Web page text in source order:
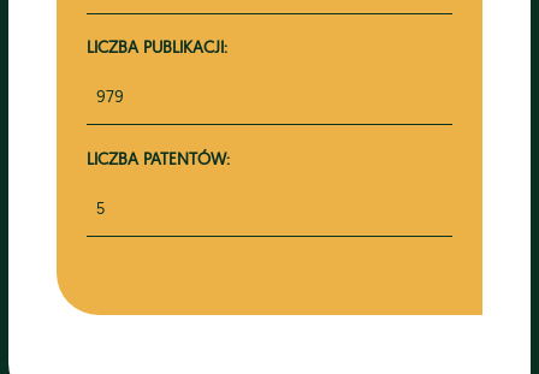
LICZBA PUBLIKACJI:
979
LICZBA PATENTÓW:
5